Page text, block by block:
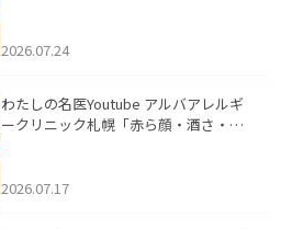
た。
2026.07.24
わたしの名医Youtube アルバアレルギ
ークリニック札幌「赤ら顔・酒さ・ニ
した。
2026.07.17